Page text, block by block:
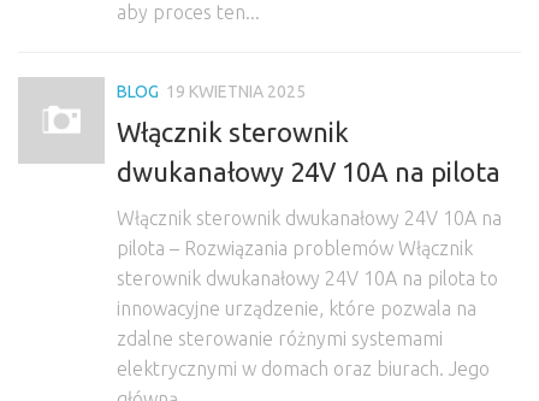
aby proces ten...
BLOG 19 KWIETNIA 2025
Włącznik sterownik
dwukanałowy 24V 10A na pilota
Włącznik sterownik dwukanałowy 24V 10A na
pilota – Rozwiązania problemów Włącznik
sterownik dwukanałowy 24V 10A na pilota to
innowacyjne urządzenie, które pozwala na
zdalne sterowanie różnymi systemami
elektrycznymi w domach oraz biurach. Jego